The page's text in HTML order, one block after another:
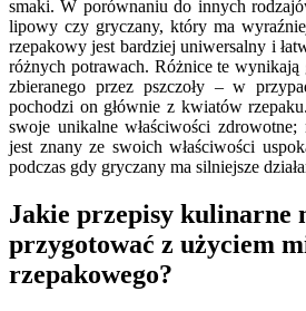
smaki. W porównaniu do innych
lipowy czy gryczany, który ma
rzepakowy jest bardziej uniwersalny i
różnych potrawach. Różnice te wynikają
zbieranego przez pszczoły – w
pochodzi on głównie z kwiatów
swoje unikalne właściwości
jest znany ze swoich właściwości
podczas gdy gryczany ma silniejsze
Jakie przepisy kulinarne
przygotować z użyciem
rzepakowego?